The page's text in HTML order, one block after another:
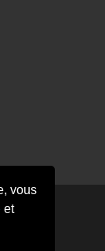
vous
et